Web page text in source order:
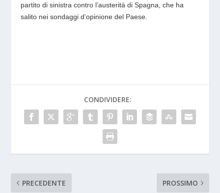
partito di sinistra contro l’austerità di Spagna, che ha
salito nei sondaggi d’opinione del Paese.
CONDIVIDERE:
PRECEDENTE PROSSIMO